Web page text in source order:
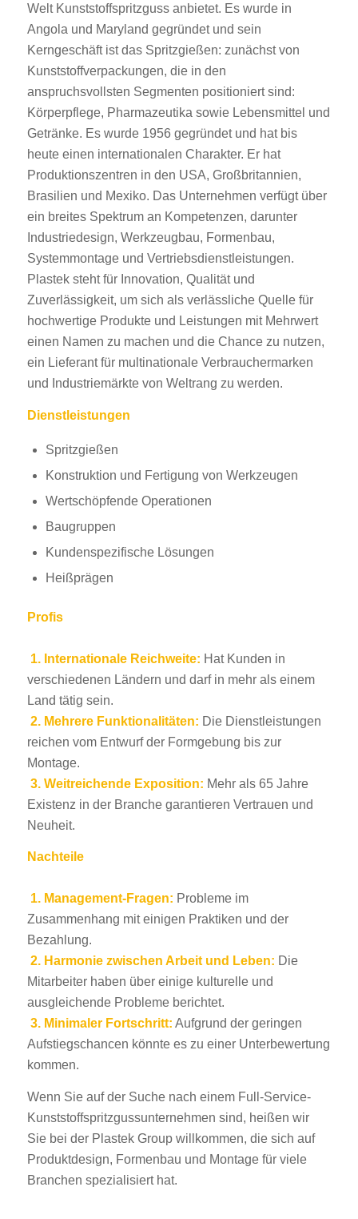
Welt Kunststoffspritzguss anbietet. Es wurde in
Angola und Maryland gegründet und sein
Kerngeschäft ist das Spritzgießen: zunächst von
Kunststoffverpackungen, die in den
anspruchsvollsten Segmenten positioniert sind:
Körperpflege, Pharmazeutika sowie Lebensmittel und
Getränke. Es wurde 1956 gegründet und hat bis
heute einen internationalen Charakter. Er hat
Produktionszentren in den USA, Großbritannien,
Brasilien und Mexiko. Das Unternehmen verfügt über
ein breites Spektrum an Kompetenzen, darunter
Industriedesign, Werkzeugbau, Formenbau,
Systemmontage und Vertriebsdienstleistungen.
Plastek steht für Innovation, Qualität und
Zuverlässigkeit, um sich als verlässliche Quelle für
hochwertige Produkte und Leistungen mit Mehrwert
einen Namen zu machen und die Chance zu nutzen,
ein Lieferant für multinationale Verbrauchermarken
und Industriemärkte von Weltrang zu werden.
Dienstleistungen
Spritzgießen
Konstruktion und Fertigung von Werkzeugen
Wertschöpfende Operationen
Baugruppen
Kundenspezifische Lösungen
Heißprägen
Profis
1. Internationale Reichweite: Hat Kunden in
verschiedenen Ländern und darf in mehr als einem
Land tätig sein.
2. Mehrere Funktionalitäten: Die Dienstleistungen
reichen vom Entwurf der Formgebung bis zur
Montage.
3. Weitreichende Exposition: Mehr als 65 Jahre
Existenz in der Branche garantieren Vertrauen und
Neuheit.
Nachteile
1. Management-Fragen: Probleme im
Zusammenhang mit einigen Praktiken und der
Bezahlung.
2. Harmonie zwischen Arbeit und Leben: Die
Mitarbeiter haben über einige kulturelle und
ausgleichende Probleme berichtet.
3. Minimaler Fortschritt: Aufgrund der geringen
Aufstiegschancen könnte es zu einer Unterbewertung
kommen.
Wenn Sie auf der Suche nach einem Full-Service-
Kunststoffspritzgussunternehmen sind, heißen wir
Sie bei der Plastek Group willkommen, die sich auf
Produktdesign, Formenbau und Montage für viele
Branchen spezialisiert hat.